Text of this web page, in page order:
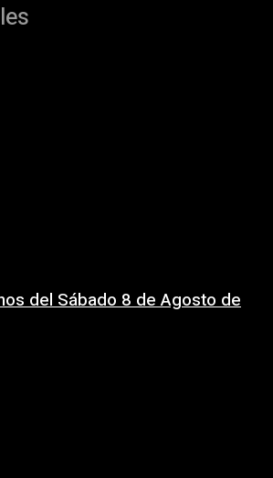
del Sábado 8 de Agosto de